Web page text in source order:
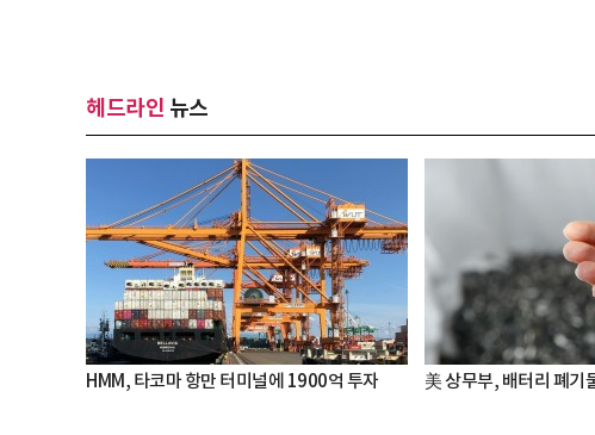
헤드라인 뉴스
HMM, 타코마 항만 터미널에 1900억 투자 美 상무부, 배터리 폐기